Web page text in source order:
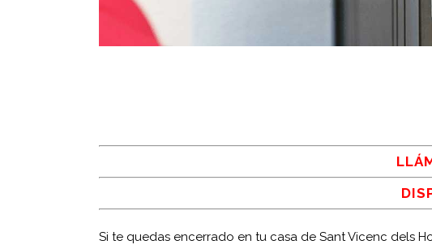
Si te quedas encerrado en tu casa de Sant Vicenc dels